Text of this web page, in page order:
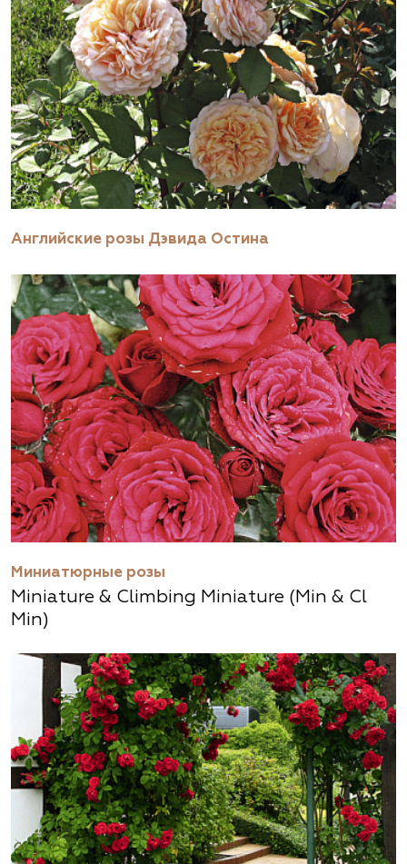
Английские розы Дэвида Остина
Миниатюрные розы
Miniature & Climbing Miniature (Min & Cl
Min)